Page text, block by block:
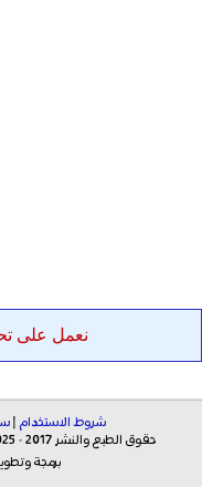
نعمل على
شروط الاستخدام |
حقوق الطبع والنشر 2017 - 2025 موقع حلول التعليمي جميع الحقوق محفوظة
برمجة